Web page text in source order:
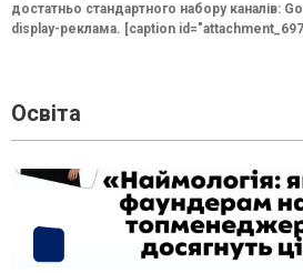
достатньо стандартного набору каналів:
display-реклама. [caption
Освіта